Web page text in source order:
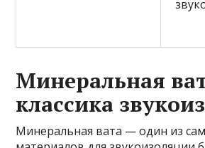
Минеральная
классика
Минеральная вата — один из